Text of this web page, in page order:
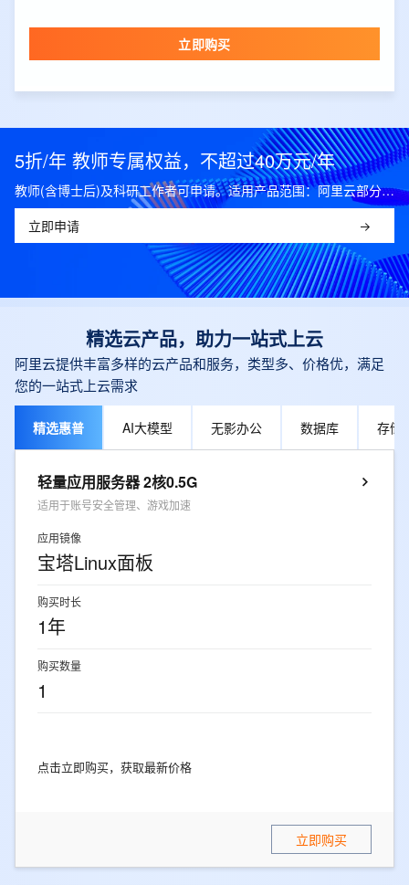
立即购买
5折/年 教师专属权益，不超过40万元/年
教师(含博士后)及科研工作者可申请。适用产品范围：阿里云部分公共云产品，可开科研发票。
立即申请
精选云产品，助力一站式上云
阿里云提供丰富多样的云产品和服务，类型多、价格优，满足
您的一站式上云需求
精选惠普 AI大模型 无影办公 数据库 存储
轻量应用服务器 2核0.5G
适用于账号安全管理、游戏加速
应用镜像
宝塔Linux面板
购买时长
1年
购买数量
1
点击立即购买，获取最新价格
立即购买